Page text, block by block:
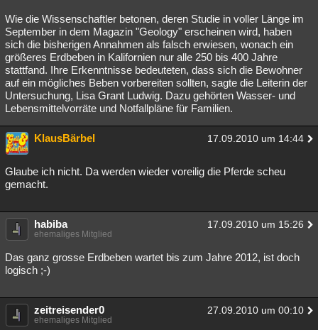
Wie die Wissenschaftler betonen, deren Studie in voller Länge im
September in dem Magazin "Geology" erscheinen wird, haben
sich die bisherigen Annahmen als falsch erwiesen, wonach ein
größeres Erdbeben in Kalifornien nur alle 250 bis 400 Jahre
stattfand. Ihre Erkenntnisse bedeuteten, dass sich die Bewohner
auf ein mögliches Beben vorbereiten sollten, sagte die Leiterin der
Untersuchung, Lisa Grant Ludwig. Dazu gehörten Wasser- und
Lebensmittelvorräte und Notfallpläne für Familien.
KlausBärbel 17.09.2010 um 14:44
Glaube ich nicht. Da werden wieder voreilig die Pferde scheu
gemacht.
habiba 17.09.2010 um 15:26
ehemaliges Mitglied
Das ganz grosse Erdbeben wartet bis zum Jahre 2012, ist doch
logisch ;-)
zeitreisender0 27.09.2010 um 00:10
ehemaliges Mitglied